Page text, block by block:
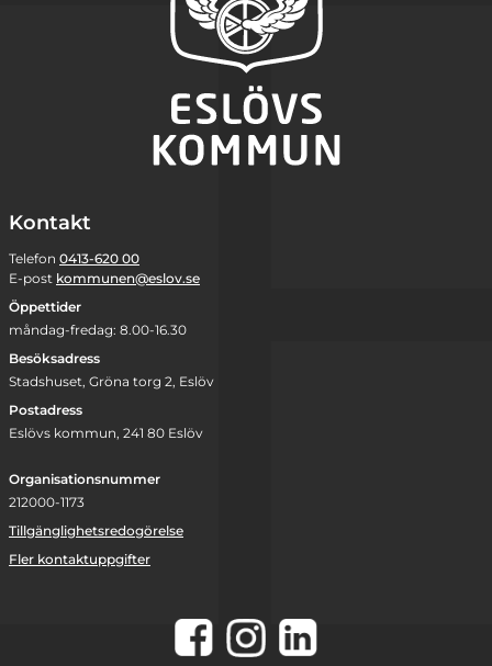
Kontakt
Telefon 0413-620 00
E-post kommunen@eslov.se
Öppettider
måndag-fredag: 8.00-16.30
Besöksadress
Stadshuset, Gröna torg 2, Eslöv
Postadress
Eslövs kommun, 241 80 Eslöv
Organisationsnummer
212000-1173
Tillgänglighetsredogörelse
Fler kontaktuppgifter
Facebook
Instagram